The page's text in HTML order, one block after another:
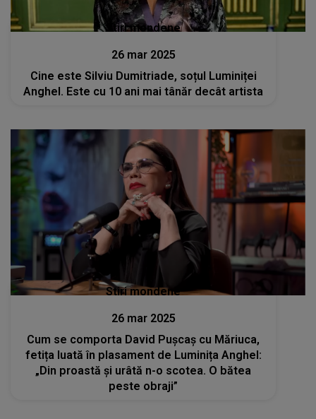
Stiri mondene
26 mar 2025
Cine este Silviu Dumitriade, soțul Luminiței
Anghel. Este cu 10 ani mai tânăr decât artista
Stiri mondene
26 mar 2025
Cum se comporta David Pușcaș cu Măriuca,
fetița luată în plasament de Luminița Anghel:
„Din proastă și urâtă n-o scotea. O bătea
peste obraji”